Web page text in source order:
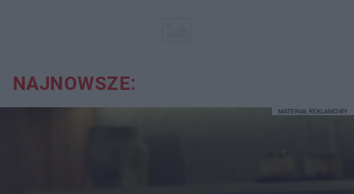
NAJNOWSZE:
MATERIAŁ REKLAMOWY